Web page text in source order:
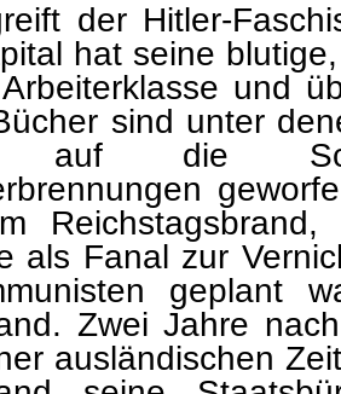
der Hitler-
hat seine
und
sind unter
auf die
als Fanal zur
geplant
Zwei Jahre
ausländischen